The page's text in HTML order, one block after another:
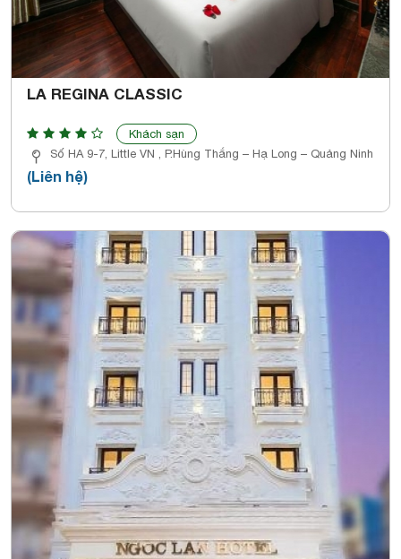
LA REGINA CLASSIC
Khách sạn
Số HA 9-7, Little VN , P.Hùng Thắng – Hạ Long – Quảng Ninh
(Liên hệ)